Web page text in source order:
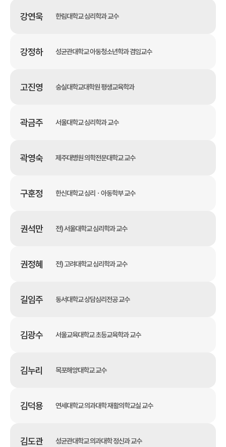
강연욱 한림대학교 심리학과 교수
강정하 성균관대학교 아동청소년학과 겸임교수
고진영 숭실대학교대학원 평생교육학과
곽금주 서울대학교 심리학과 교수
곽영숙 제주대병원 의학전문대학교 교수
구훈정 한신대학교 심리ㆍ아동학부 교수
권석만 전) 서울대학교 심리학과 교수
권정혜 전) 고려대학교 심리학과 교수
길임주 동서대학교 상담심리전공 교수
김광수 서울교육대학교 초등교육학과 교수
김누리 목포해양대학교 교수
김덕용 연세대학교 의과대학 재활의학교실 교수
김도관 성균관대학교 의과대학 정신과 교수